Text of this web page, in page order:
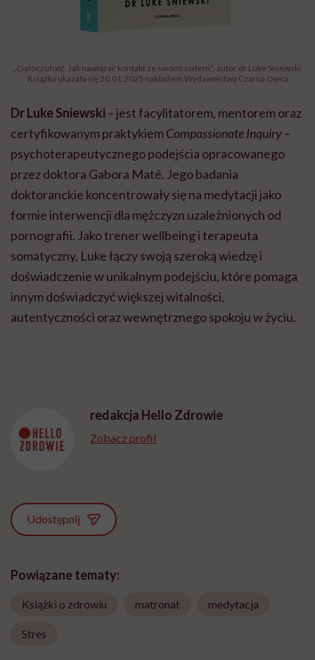
„Ciałoczułość. Jak nawiązać kontakt ze swoim ciałem”, autor dr Luke Sniewski.
Książka ukazała się 20.01.2025 nakładem Wydawnictwa Czarna Owca
Dr Luke Sniewski – jest facylitatorem, mentorem oraz
certyfikowanym praktykiemCompassionate Inquiry–
psychoterapeutycznego podejścia opracowanego
przez doktora Gabora Maté. Jego badania
doktoranckie koncentrowały się na medytacji jako
formie interwencji dla mężczyzn uzależnionych od
pornografii. Jako trener wellbeing i terapeuta
somatyczny, Luke łączy swoją szeroką wiedzę i
doświadczenie w unikalnym podejściu, które pomaga
innym doświadczyć większej witalności,
autentyczności oraz wewnętrznego spokoju w życiu.
redakcja Hello Zdrowie
Zobacz profil
Udostępnij
Powiązane tematy:
Książki o zdrowiu matronat medytacja
Stres